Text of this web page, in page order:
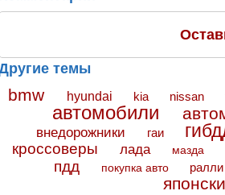
темы
bmw hyundai kia nissan
автомобили
внедорожники гаи
кроссоверы лада мазда
пдд покупка авто ралли